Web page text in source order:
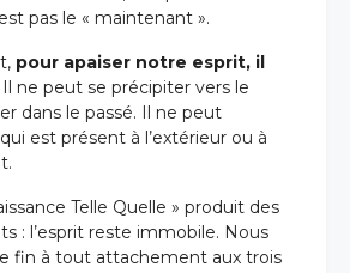
pas le « maintenant ».
pour apaiser notre esprit, il
Il ne peut se précipiter vers le
dans le passé. Il ne peut
est présent à l’extérieur ou à
Telle Quelle » produit des
: l’esprit reste immobile. Nous
fin à tout attachement aux trois